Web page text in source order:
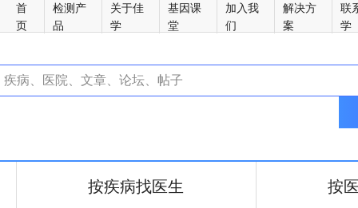
首
页
检测产
品
关于佳
学
基因课
堂
加入我
们
解决方
案
联
学
按疾病找医生 按